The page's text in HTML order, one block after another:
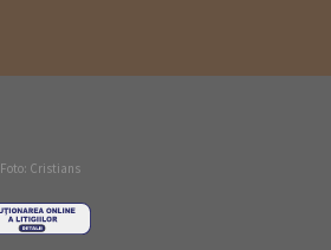
Foto: Cristians